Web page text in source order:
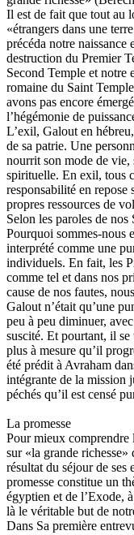
Il est de fait que tout au
«étrangers dans une
précéda notre
destruction du Premier
Second Temple et notre
romaine du Saint
avons pas encore
l’hégémonie de
L’exil, Galout en
de sa patrie. Une
nourrit son mode de vie,
spirituelle. En exil, tous
responsabilité en
propres ressources de
Selon les paroles de nos
Pourquoi sommes-nous
interprété comme une
individuels. En fait, les
comme tel et dans nos
cause de nos fautes,
Galout n’était qu’une
peu à peu diminuer,
suscité. Et pourtant, il
plus à mesure qu’il
été prédit à Avraham
intégrante de la mission
péchés qu’il est censé
La promesse
Pour mieux comprendre
sur «la grande
résultat du séjour de ses
promesse constitue un
égyptien et de l’Exode,
là le véritable but de
Dans Sa première